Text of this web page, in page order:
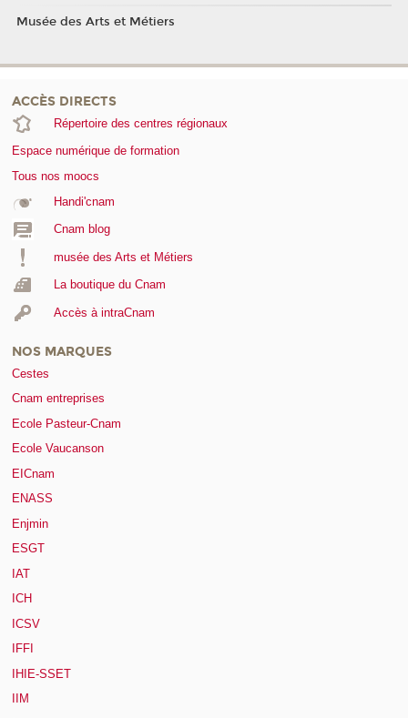
Musée des Arts et Métiers
ACCÈS DIRECTS
Répertoire des centres régionaux
Espace numérique de formation
Tous nos moocs
Handi'cnam
Cnam blog
musée des Arts et Métiers
La boutique du Cnam
Accès à intraCnam
NOS MARQUES
Cestes
Cnam entreprises
Ecole Pasteur-Cnam
Ecole Vaucanson
EICnam
ENASS
Enjmin
ESGT
IAT
ICH
ICSV
IFFI
IHIE-SSET
IIM